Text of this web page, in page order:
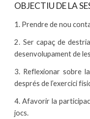
OBJECTIU DE LA
1. Prendre de nou
2. Ser capaç de
desenvolupament de
3. Reflexionar sobre
després de l’exercici
4. Afavorir la
jocs.